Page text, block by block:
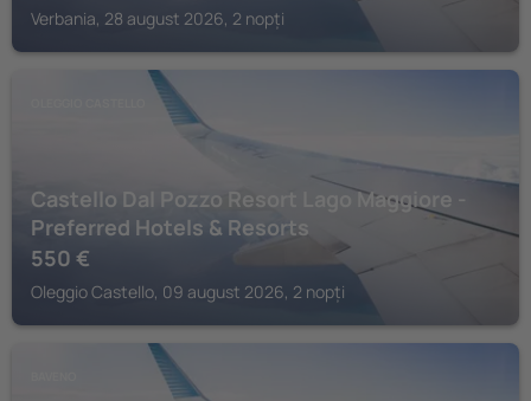
Verbania, 28 august 2026, 2 nopți
Castello Dal Pozzo Resort Lago Maggiore -
Preferred Hotels & Resorts
550 €
Oleggio Castello, 09 august 2026, 2 nopți